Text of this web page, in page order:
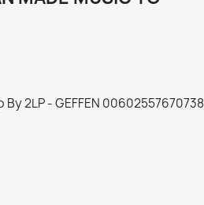
2LP - GEFFEN 00602557670738